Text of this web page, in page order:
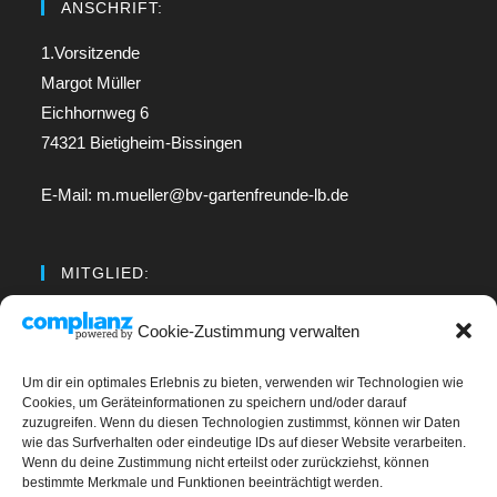
Cookie-Zustimmung verwalten
Um dir ein optimales Erlebnis zu bieten, verwenden wir Technologien wie
Cookies, um Geräteinformationen zu speichern und/oder darauf
zuzugreifen. Wenn du diesen Technologien zustimmst, können wir Daten
wie das Surfverhalten oder eindeutige IDs auf dieser Website verarbeiten.
Wenn du deine Zustimmung nicht erteilst oder zurückziehst, können
bestimmte Merkmale und Funktionen beeinträchtigt werden.
ANSCHRIFT:
1.Vorsitzende
Margot Müller
Eichhornweg 6
74321 Bietigheim-Bissingen
E-Mail: m.mueller@bv-gartenfreunde-lb.de
MITGLIED:
Regionalverband Neckar
LINKS
Kontakt
Impressum